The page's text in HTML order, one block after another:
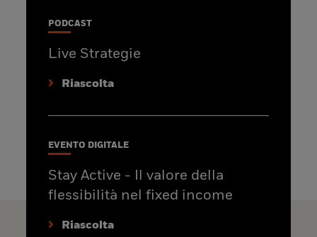
PODCAST
Live Strategie
Riascolta
EVENTO DIGITALE
Stay Active - Il valore della
flessibilità nel fixed income
Riascolta